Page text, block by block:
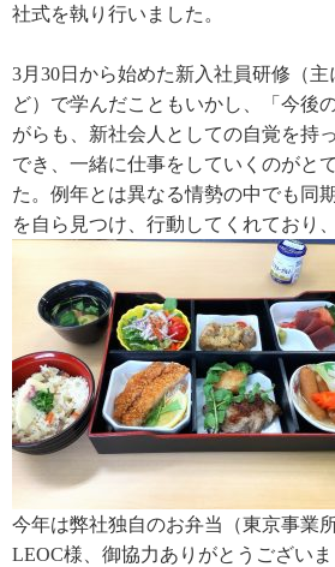
社式を執り行いました。
3月30日から始めた新入社員研修（
ど）で学んだこともいかし、「今後
がらも、新社会人としての自覚を持
でき、一緒に仕事をしていくのがと
た。例年とは異なる情勢の中でも同
を自ら見つけ、行動してくれており
今年は弊社独自のお弁当（東京事業
LEOC様、御協力ありがとうございま